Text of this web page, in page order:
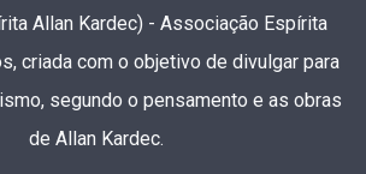
Allan Kardec) - Associação Espírita
criada com o objetivo de divulgar para
segundo o pensamento e as obras
de Allan Kardec.